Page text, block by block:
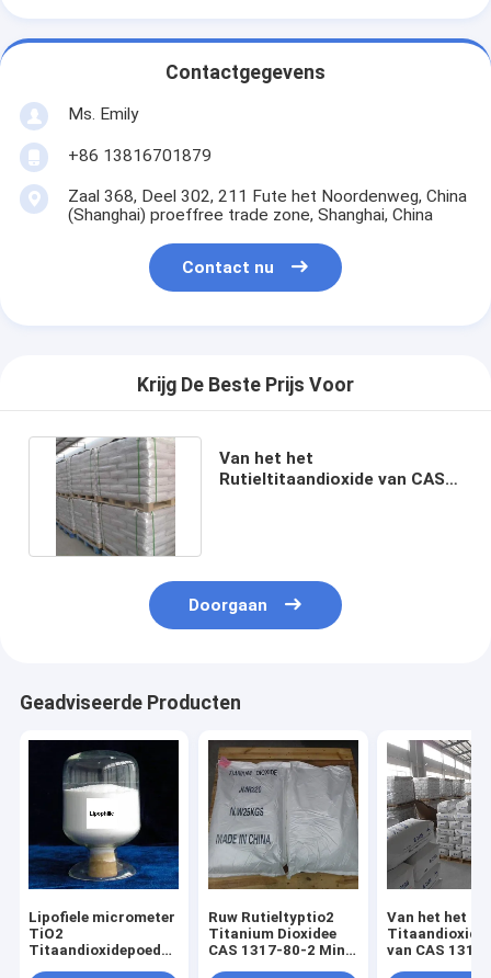
Contactgegevens
Ms. Emily
+86 13816701879
Zaal 368, Deel 302, 211 Fute het Noordenweg, China
(Shanghai) proeffree trade zone, Shanghai, China
Contact nu
Krijg De Beste Prijs Voor
Van het het
Rutieltitaandioxide van CAS
Doorgaan
Geadviseerde Producten
Lipofiele micrometer
TiO2
Titaandioxidepoeder
Ruw Rutieltyptio2
Titanium Dioxidee
CAS 1317-80-2 Min
Van het het
van CAS